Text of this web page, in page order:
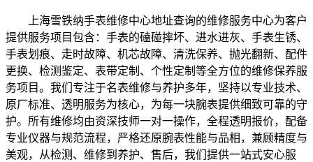
上海雪铁纳手表维修中心地址查询的维修服务中心为客户
提供服务项目包含：手表的磕碰摔坏、进水进灰、手表生锈、
手表划痕、走时故障、机芯故障、清洗保养、抛光翻新、配件
更换、检测鉴定、表带定制、个性定制等全方位的维修保养服
务项目。我们专注于名表维修与养护多年，坚持以专业技术、
原厂标准、透明服务为核心，为每一块腕表提供细致可靠的守
护。所有维修均由资深技师一对一操作，全程透明报价，配备
专业仪器与规范流程，严格还原腕表性能与品相，兼顾精度与
美观，从检测、维修到养护、售后，我们提供一站式安心服